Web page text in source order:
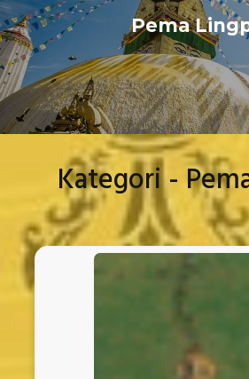
Pema
Kategori -